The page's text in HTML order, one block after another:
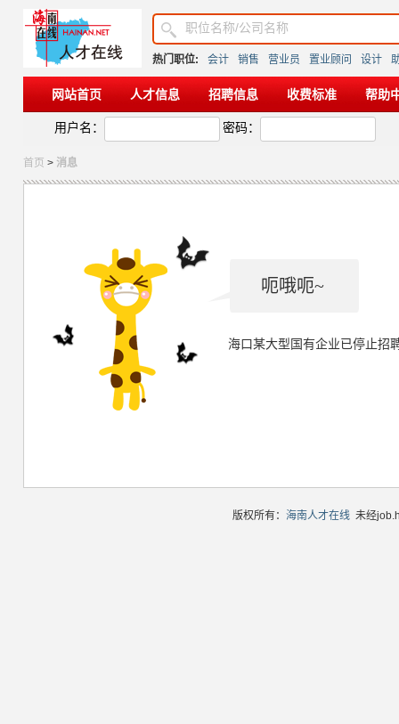
热门职位: 会计 销售 营业员 置业顾问 设计
网站首页 人才信息 招聘信息 收费标准 帮助
用户名： 密码：
首页 > 消息
呃哦呃~
海口某大型国有企业已停止招
版权所有： 海南人才在线 未经